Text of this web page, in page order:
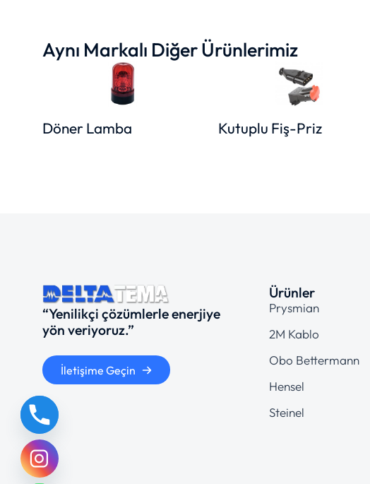
Aynı Markalı Diğer Ürünlerimiz
Döner Lamba Kutuplu Fiş-Priz
“Yenilikçi çözümlerle enerjiye
yön veriyoruz.”
İletişime Geçin
Ürünler
Prysmian
2M Kablo
Obo Bettermann
Hensel
Steinel